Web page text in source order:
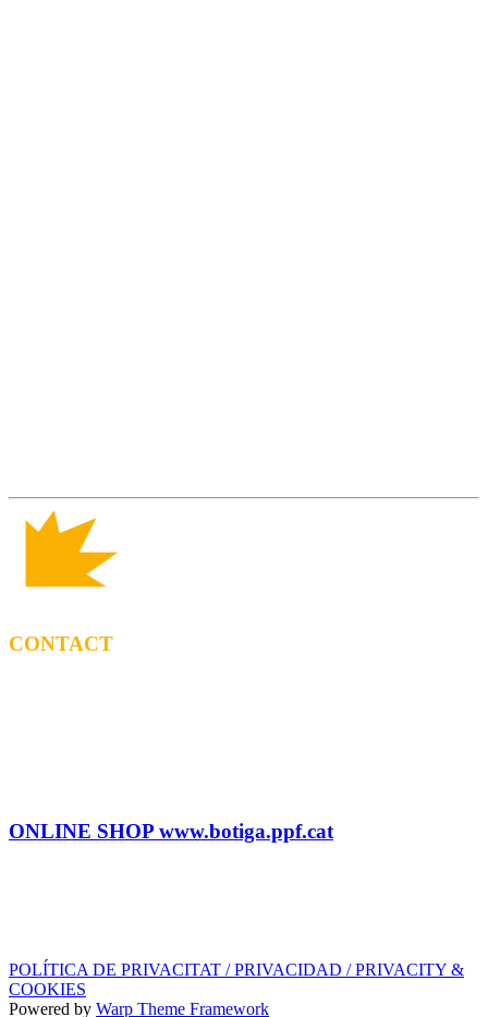
CONTACT
ONLINE SHOP www.botiga.ppf.cat
POLÍTICA DE PRIVACITAT / PRIVACIDAD / PRIVACITY &
COOKIES
Powered by Warp Theme Framework